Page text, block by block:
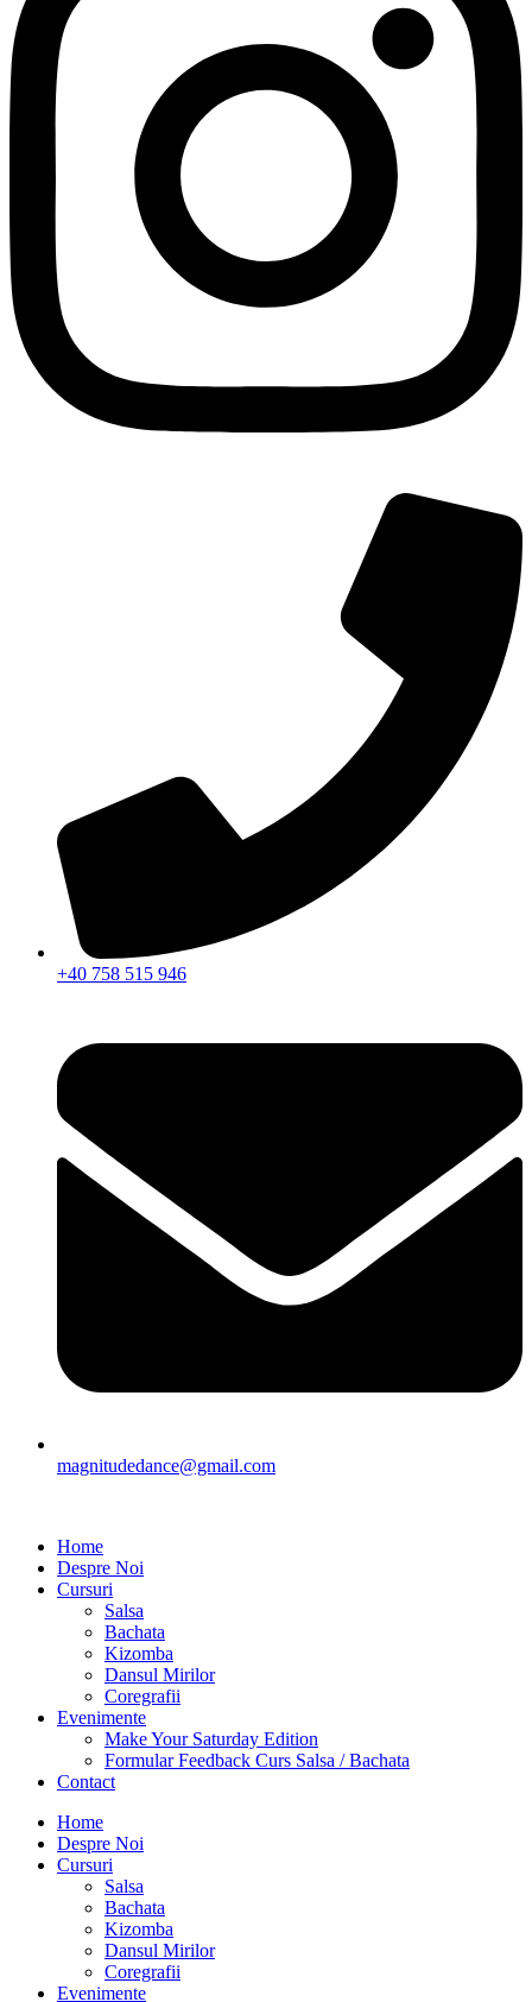
+40 758 515 946
magnitudedance@gmail.com
Home
Despre Noi
Cursuri
Salsa
Bachata
Kizomba
Dansul Mirilor
Coregrafii
Evenimente
Make Your Saturday Edition
Formular Feedback Curs Salsa / Bachata
Contact
Home
Despre Noi
Cursuri
Salsa
Bachata
Kizomba
Dansul Mirilor
Coregrafii
Evenimente